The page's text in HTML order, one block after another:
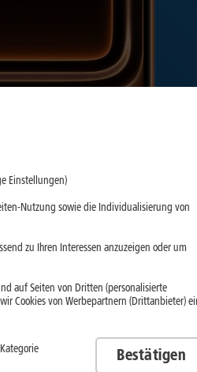
Einstellungen)
Nutzung sowie die Individualisierung von
zu Ihren Interessen anzuzeigen oder um
auf Seiten von Dritten (personalisierte
Cookies von Werbepartnern (Drittanbieter)
Bestätigen